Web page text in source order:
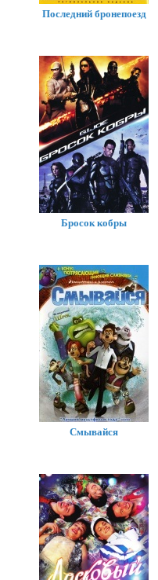
Последний бронепоезд
Бросок кобры
Смывайся